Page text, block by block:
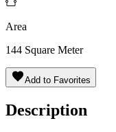
Area
144 Square Meter
Add to Favorites
Description